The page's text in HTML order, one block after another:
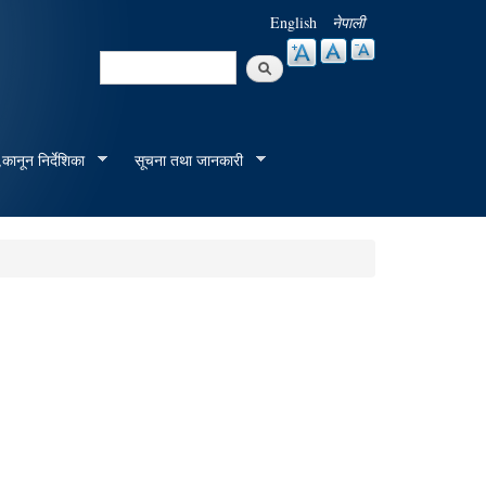
English नेपाली
Search
निर्देशिका
सूचना तथा जानकारी